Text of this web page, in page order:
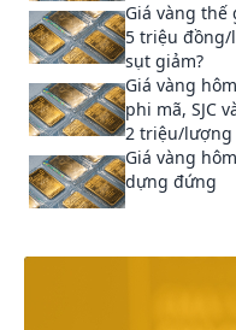
Giá vàng thế
5 triệu đồng/
sụt giảm?
Giá vàng
phi mã, SJC
2 triệu/lượng
Giá vàng
dựng đứng